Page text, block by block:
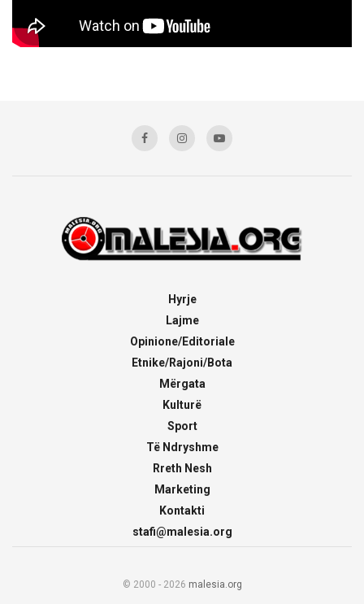
Hyrje
Lajme
Opinione/Editoriale
Etnike/Rajoni/Bota
Mërgata
Kulturë
Sport
Të Ndryshme
Rreth Nesh
Marketing
Kontakti
stafi@malesia.org
© 2000 - 2026 malesia.org